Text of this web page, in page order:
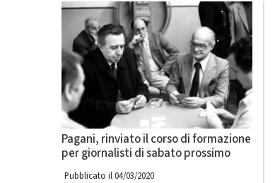
Pagani, rinviato il corso di formazione
per giornalisti di sabato prossimo
Pubblicato il 04/03/2020